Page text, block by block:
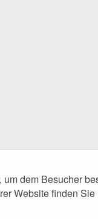
dem Besucher
Website finden